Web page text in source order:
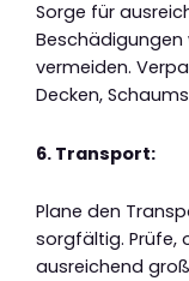
Sorge für
vermeiden.
Decken,
6. Transport:
Plane den
sorgfältig. Prüfe,
ausreichend